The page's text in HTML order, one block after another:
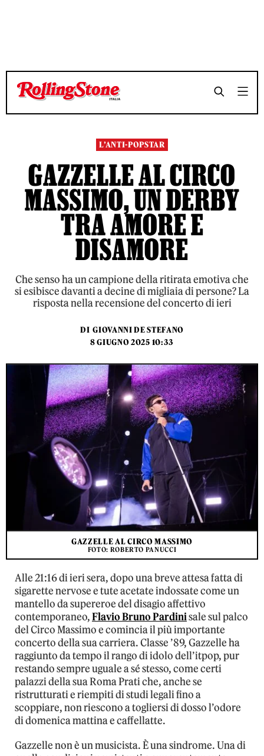
TEMPO DI LETTURA 11 MINUTI SHARE
TEMPO DI LETTURA 11 MINUTI SHARE
L’ANTI-POPSTAR
GAZZELLE AL CIRCO
MASSIMO, UN DERBY
TRA AMORE E
DISAMORE
Che senso ha un campione della ritirata emotiva che
si esibisce davanti a decine di migliaia di persone? La
risposta nella recensione del concerto di ieri
DI GIOVANNI DE STEFANO
8 GIUGNO 2025 10:33
GAZZELLE AL CIRCO MASSIMO
FOTO: ROBERTO PANUCCI
Alle 21:16 di ieri sera, dopo una breve attesa fatta di
sigarette nervose e tute acetate indossate come un
mantello da supereroe del disagio affettivo
contemporaneo,Flavio Bruno Pardinisale sul palco
del Circo Massimo e comincia il più importante
concerto della sua carriera. Classe ’89, Gazzelle ha
raggiunto da tempo il rango di idolo dell’itpop, pur
restando sempre uguale a sé stesso, come certi
palazzi della sua Roma Prati che, anche se
ristrutturati e riempiti di studi legali fino a
scoppiare, non riescono a togliersi di dosso l’odore
di domenica mattina e caffellatte.
Gazzelle non è un musicista. È una sindrome. Una di